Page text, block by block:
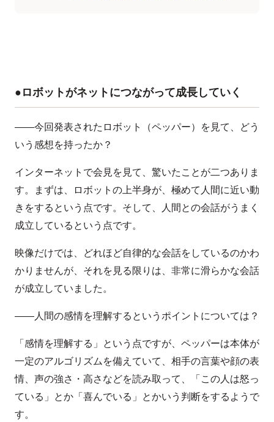
●ロボットがネットにつながって成長していく
――今回発表されたロボット（ペッパー）を見て、どう
いう感想を持ったか？
インターネットで会見を見て、驚いたことが二つありま
す。まずは、ロボットの上半身が、極めて人間に近い動
きをするという点です。そして、人間との会話がうまく
成立しているという点です。
映像だけでは、どれほど自律的な会話をしているのかわ
かりませんが、それを見る限りは、非常に滑らかな会話
が成立していました。
――人間の感情を理解するというポイントについては？
「感情を理解する」という点ですが、ペッパーは本体が
一定のアルゴリズムを備えていて、相手の言葉や顔の表
情、声の強さ・高さなどを読み取って、「この人は怒っ
ている」とか「喜んでいる」とかいう判断をするようで
す。